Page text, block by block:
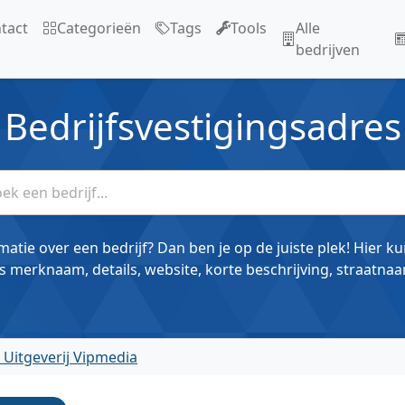
Categorieën Tags Tools
Alle
bedrijven
Bedrijfsvestigingsadres
over een bedrijf? Dan ben je op de juiste plek! Hier
merknaam, details, website, korte beschrijving,
Vipmedia